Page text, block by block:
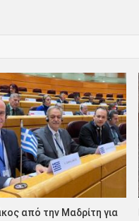
από την Μαδρίτη για